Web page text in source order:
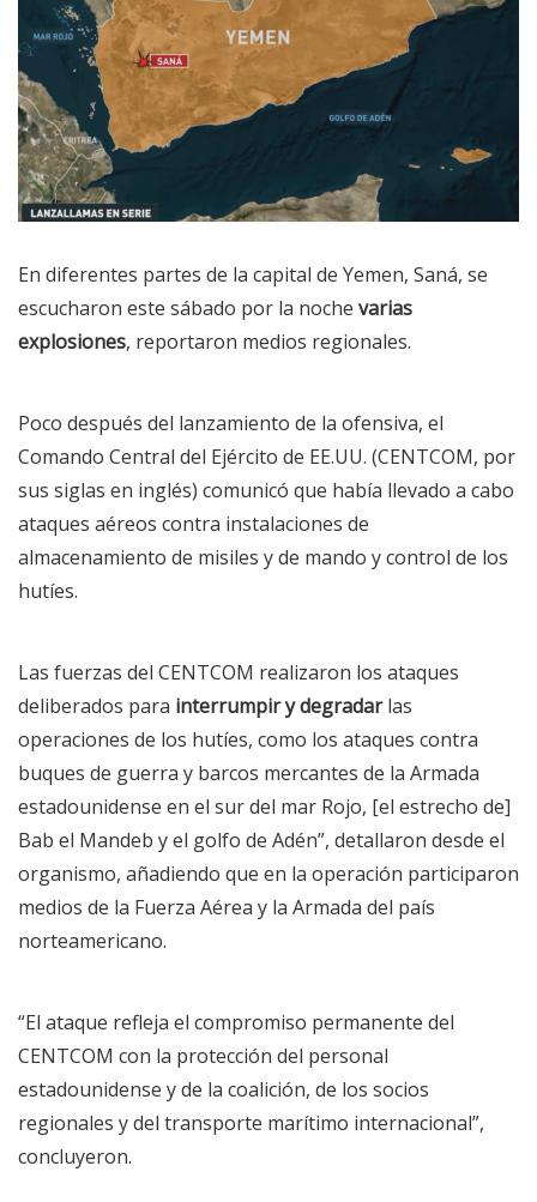
En diferentes partes de la capital de Yemen, Saná, se
escucharon este sábado por la noche varias
explosiones, reportaron medios regionales.
Poco después del lanzamiento de la ofensiva, el
Comando Central del Ejército de EE.UU. (CENTCOM, por
sus siglas en inglés) comunicó que había llevado a cabo
ataques aéreos contra instalaciones de
almacenamiento de misiles y de mando y control de los
hutíes.
Las fuerzas del CENTCOM realizaron los ataques
deliberados para interrumpir y degradarlas
operaciones de los hutíes, como los ataques contra
buques de guerra y barcos mercantes de la Armada
estadounidense en el sur del mar Rojo, [el estrecho de]
Bab el Mandeb y el golfo de Adén”, detallaron desde el
organismo, añadiendo que en la operación participaron
medios de la Fuerza Aérea y la Armada del país
norteamericano.
“El ataque refleja el compromiso permanente del
CENTCOM con la protección del personal
estadounidense y de la coalición, de los socios
regionales y del transporte marítimo internacional”,
concluyeron.